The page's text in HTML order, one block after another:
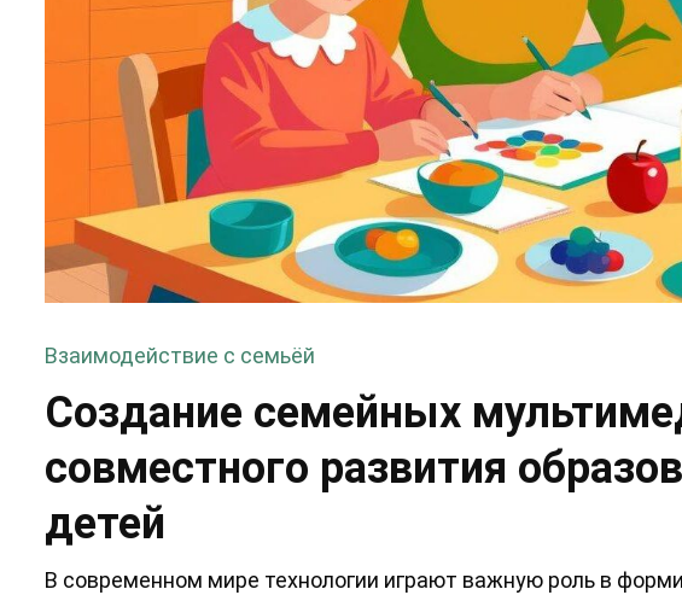
Взаимодействие с семьёй
Создание семейных
совместного развития
детей
В современном мире технологии играют важную роль в